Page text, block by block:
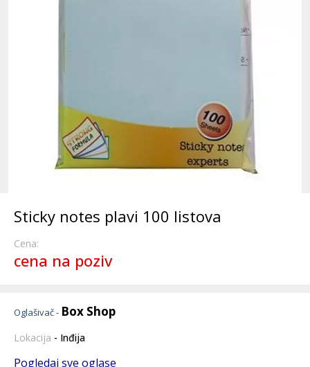
Sticky notes plavi 100 listova
Cena:
cena na poziv
Oglašivač - Box Shop
Lokacija - Inđija
Pogledaj sve oglase